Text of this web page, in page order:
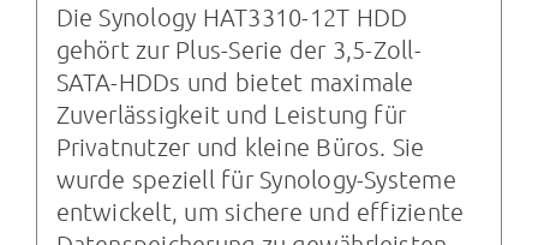
Die Synology HAT3310-12T HDD
gehört zur Plus-Serie der 3,5-Zoll-
SATA-HDDs und bietet maximale
Zuverlässigkeit und Leistung für
Privatnutzer und kleine Büros. Sie
wurde speziell für Synology-Systeme
entwickelt, um sichere und effiziente